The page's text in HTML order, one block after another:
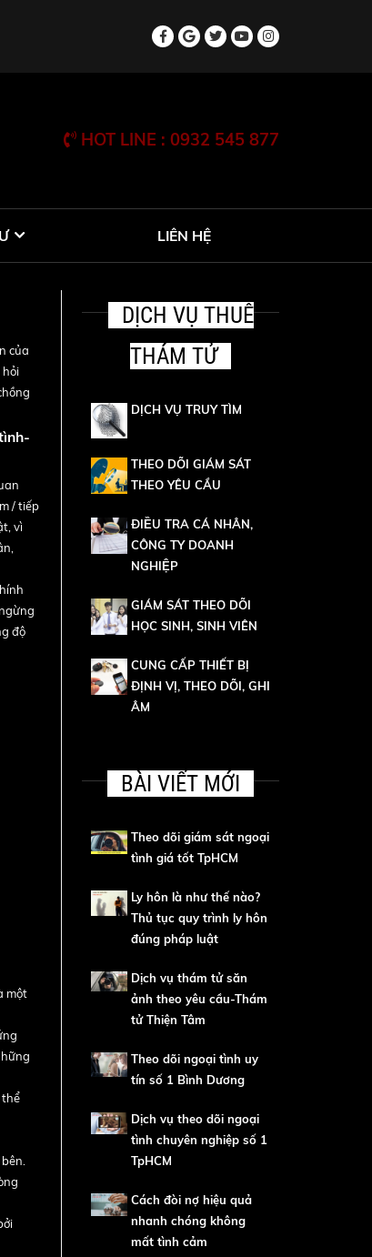
HOT LINE : 0932 545 877
LIÊN HỆ
của
hỏi
/ tiếp
vì
độ
một
thể
DỊCH VỤ THUÊ
THÁM TỬ
DỊCH VỤ TRUY TÌM
THEO DÕI GIÁM SÁT
THEO YÊU CẦU
ĐIỀU TRA CÁ NHÂN,
CÔNG TY DOANH
NGHIỆP
GIÁM SÁT THEO DÕI
HỌC SINH, SINH VIÊN
CUNG CẤP THIẾT BỊ
ĐỊNH VỊ, THEO DÕI, GHI
ÂM
BÀI VIẾT MỚI
Theo dõi giám sát ngoại
tình giá tốt TpHCM
Ly hôn là như thế nào?
Thủ tục quy trình ly hôn
đúng pháp luật
Dịch vụ thám tử săn
ảnh theo yêu cầu-Thám
tử Thiện Tâm
Theo dõi ngoại tình uy
tín số 1 Bình Dương
Dịch vụ theo dõi ngoại
tình chuyên nghiệp số 1
TpHCM
Cách đòi nợ hiệu quả
nhanh chóng không
mất tình cảm